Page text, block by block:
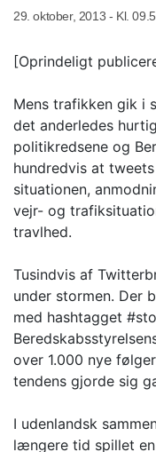
29. oktober, 2013 - Kl.
[Oprindeligt
Mens trafikken gik i
det anderledes
politikredsene og
hundredvis at
situationen,
vejr- og
travlhed.
Tusindvis af
under stormen. Der
med hashtagget
over 1.000 nye
tendens gjorde sig
I udenlandsk
længere tid spillet